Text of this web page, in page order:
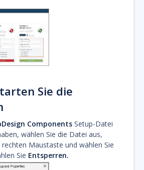
Sie die
Components Setup-Datei
wählen Sie die Datei aus,
Maustaste und wählen Sie
Sie Entsperren.